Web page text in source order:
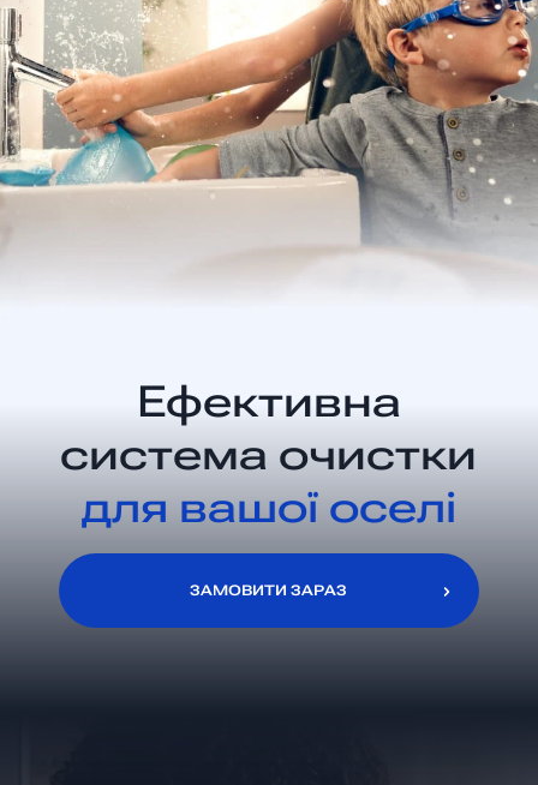
Ефективна
система очистки
для вашої оселі
ЗАМОВИТИ ЗАРАЗ